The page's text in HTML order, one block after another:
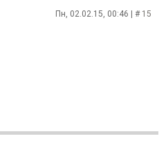
Пн, 02.02.15, 00:46 | # 15